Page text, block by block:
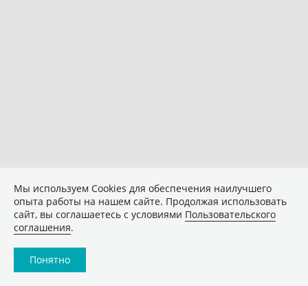
Мы используем Сookies для обеспечения наилучшего
опыта работы на нашем сайте. Продолжая использовать
сайт, вы соглашаетесь с условиями Пользовательского
соглашения.
Понятно